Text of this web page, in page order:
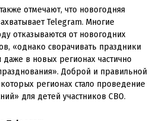
отмечают, что новогодняя
Telegram. Многие
отказываются от новогодних
«однако сворачивать праздники
даже в новых регионах частично
Доброй и правильной
регионах стало проведение
для детей участников СВО.